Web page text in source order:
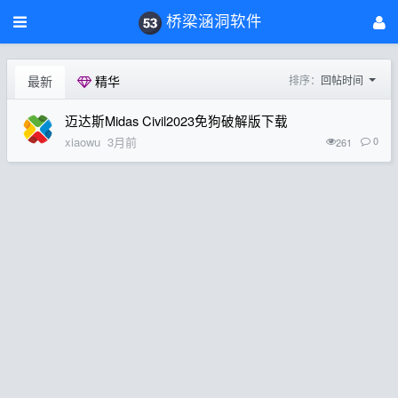
桥梁涵洞软件
最新 精华 排序： 回帖时间
迈达斯Midas Civil2023免狗破解版下载
xiaowu 3月前 261 0